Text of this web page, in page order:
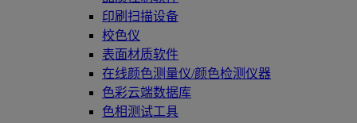
印刷扫描设备
校色仪
表面材质软件
在线颜色测量仪/颜色检测仪器
色彩云端数据库
色相测试工具